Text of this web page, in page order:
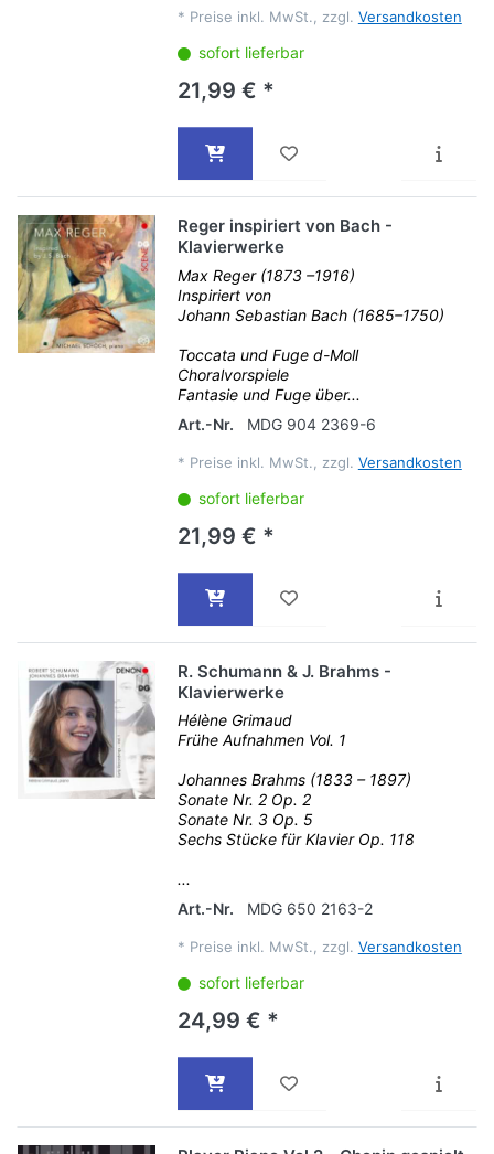
* Preise inkl. MwSt., zzgl. Versandkosten
sofort lieferbar
21,99 € *
Reger inspiriert von Bach -
Klavierwerke
Max Reger (1873 –1916)
Inspiriert von
Johann Sebastian Bach (1685–1750)
Toccata und Fuge d-Moll
Choralvorspiele
Fantasie und Fuge über...
Art.-Nr.
MDG 904 2369-6
* Preise inkl. MwSt., zzgl. Versandkosten
sofort lieferbar
21,99 € *
R. Schumann & J. Brahms -
Klavierwerke
Hélène Grimaud
Frühe Aufnahmen Vol. 1
Johannes Brahms (1833 – 1897)
Sonate Nr. 2 Op. 2
Sonate Nr. 3 Op. 5
Sechs Stücke für Klavier Op. 118
...
Art.-Nr.
MDG 650 2163-2
* Preise inkl. MwSt., zzgl. Versandkosten
sofort lieferbar
24,99 € *